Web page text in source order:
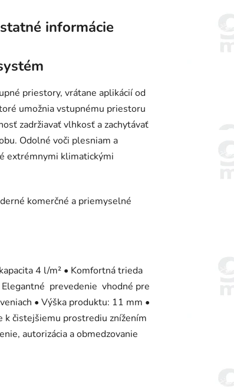
informácie
priestory, vrátane aplikácií od
umožnia vstupnému priestoru
zadržiavať vlhkosť a zachytávať
Odolné voči plesniam a
extrémnymi klimatickými
komerčné a priemyselné
4 l/m² • Komfortná trieda
Elegantné prevedenie vhodné pre
• Výška produktu: 11 mm •
k čistejšiemu prostrediu znížením
autorizácia a obmedzovanie